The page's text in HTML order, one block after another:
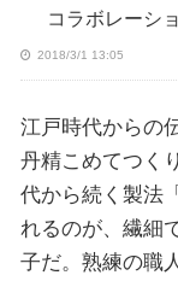
コラボレーシ
2018/3/1 13:05
江戸時代からの
丹精こめてつく
代から続く製法
れるのが、繊細
子だ。熟練の職